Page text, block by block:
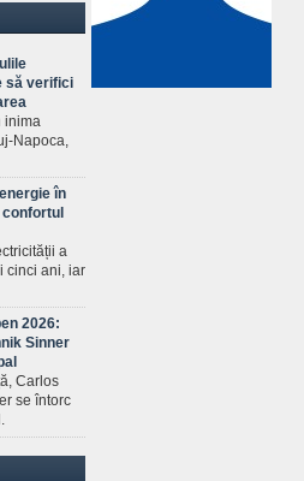
să verifici
inima
Napoca,
în
a
cinci ani, iar
2026:
Sinner
Carlos
se întorc